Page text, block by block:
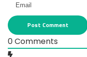
0Comments